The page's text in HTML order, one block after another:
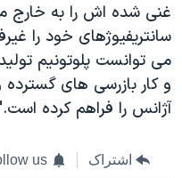
غنی شده اش را به خارج
سانتریفیوژهای خود را
می توانست پلوتونیم
و کار بازرسی های گسترده
آژانس را فراهم کرده
اشتراک us